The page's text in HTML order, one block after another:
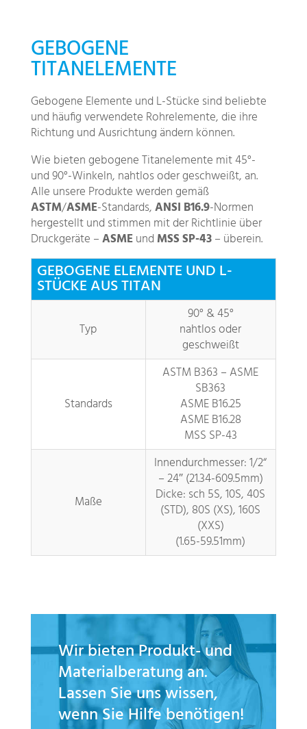
GEBOGENE
TITANELEMENTE
Gebogene Elemente und L-Stücke sind beliebte
und häufig verwendete Rohrelemente, die ihre
Richtung und Ausrichtung ändern können.
Wie bieten gebogene Titanelemente mit 45°-
und 90°-Winkeln, nahtlos oder geschweißt, an.
Alle unsere Produkte werden gemäß
ASTM/ASME-Standards,ANSI B16.9-Normen
hergestellt und stimmen mit der Richtlinie über
Druckgeräte –ASMEund MSS SP-43– überein.
GEBOGENE ELEMENTE UND L-
STÜCKE AUS TITAN
Typ
90° & 45°
nahtlos oder
geschweißt
Standards
ASTM B363 – ASME
SB363
ASME B16.25
ASME B16.28
MSS SP-43
Maße
Innendurchmesser: 1/2“
– 24″ (21.34-609.5mm)
Dicke: sch 5S, 10S, 40S
(STD), 80S (XS), 160S
(XXS)
(1.65-59.51mm)
Wir bieten Produkt- und
Materialberatung an.
Lassen Sie uns wissen,
wenn Sie Hilfe benötigen!